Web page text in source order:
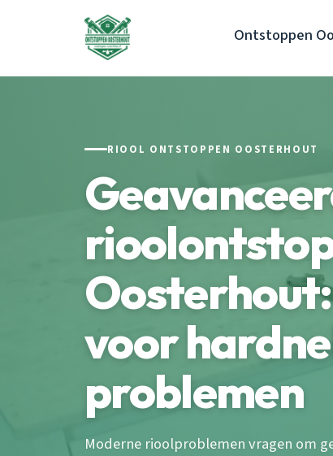
Ontstoppen
RIOOL ONTSTOPPEN OOSTERHOUT
voor
problemen
Moderne rioolproblemen vragen om